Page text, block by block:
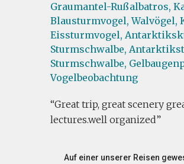
Graumantel-Rußalbatros,
Blausturmvogel, Walvögel,
Eissturmvogel,
Sturmschwalbe,
Sturmschwalbe,
Vogelbeobachtung
Great trip, great scenery
lectures.well organized
Auf einer unserer Reisen